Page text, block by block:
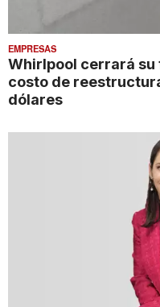
EMPRESAS
Whirlpool cerrará su
costo de
dólares